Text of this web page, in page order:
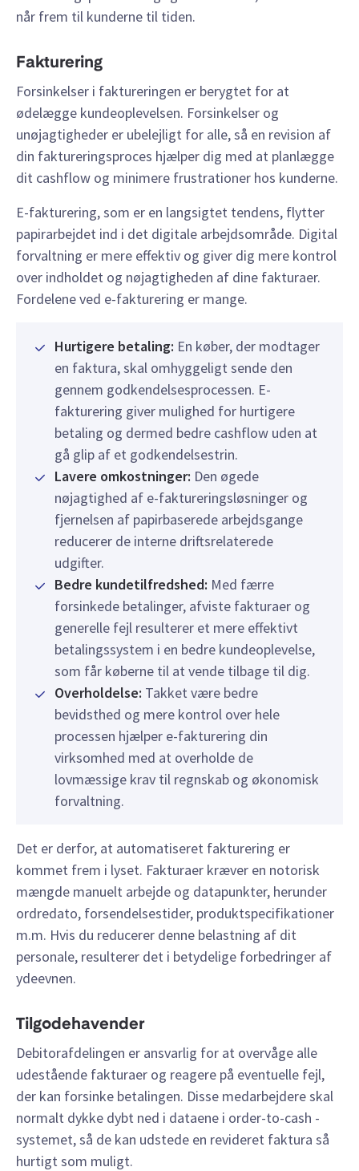
når frem til kunderne til tiden.
Fakturering
Forsinkelser i faktureringen er berygtet for at
ødelægge kundeoplevelsen. Forsinkelser og
unøjagtigheder er ubelejligt for alle, så en revision af
din faktureringsproces hjælper dig med at planlægge
dit cashflow og minimere frustrationer hos kunderne.
E-fakturering, som er en langsigtet tendens, flytter
papirarbejdet ind i det digitale arbejdsområde. Digital
forvaltning er mere effektiv og giver dig mere kontrol
over indholdet og nøjagtigheden af dine fakturaer.
Fordelene ved e-fakturering er mange.
Hurtigere betaling: En køber, der modtager
en faktura, skal omhyggeligt sende den
gennem godkendelsesprocessen. E-
fakturering giver mulighed for hurtigere
betaling og dermed bedre cashflow uden at
gå glip af et godkendelsestrin.
Lavere omkostninger: Den øgede
nøjagtighed af e-faktureringsløsninger og
fjernelsen af papirbaserede arbejdsgange
reducerer de interne driftsrelaterede
udgifter.
Bedre kundetilfredshed: Med færre
forsinkede betalinger, afviste fakturaer og
generelle fejl resulterer et mere effektivt
betalingssystem i en bedre kundeoplevelse,
som får køberne til at vende tilbage til dig.
Overholdelse: Takket være bedre
bevidsthed og mere kontrol over hele
processen hjælper e-fakturering din
virksomhed med at overholde de
lovmæssige krav til regnskab og økonomisk
forvaltning.
Det er derfor, at automatiseret fakturering er
kommet frem i lyset. Fakturaer kræver en notorisk
mængde manuelt arbejde og datapunkter, herunder
ordredato, forsendelsestider, produktspecifikationer
m.m. Hvis du reducerer denne belastning af dit
personale, resulterer det i betydelige forbedringer af
ydeevnen.
Tilgodehavender
Debitorafdelingen er ansvarlig for at overvåge alle
udestående fakturaer og reagere på eventuelle fejl,
der kan forsinke betalingen. Disse medarbejdere skal
normalt dykke dybt ned i dataene i order-to-cash -
systemet, så de kan udstede en revideret faktura så
hurtigt som muligt.